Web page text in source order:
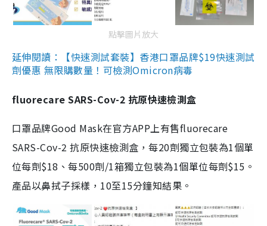
點擊圖片放大
延伸閱讀：【快速測試套裝】香港口罩品牌$19快速測試
劑優惠 無限購數量！可檢測Omicron病毒
fluorecare SARS-Cov-2 抗原快速檢測盒
口罩品牌Good Mask在官方APP上有售fluorecare
SARS-Cov-2 抗原快速檢測盒，每20劑獨立包裝為1個單
位每劑$18、每500劑/1箱獨立包裝為1個單位每劑$15。
產品以鼻拭子採樣，10至15分鐘知結果。